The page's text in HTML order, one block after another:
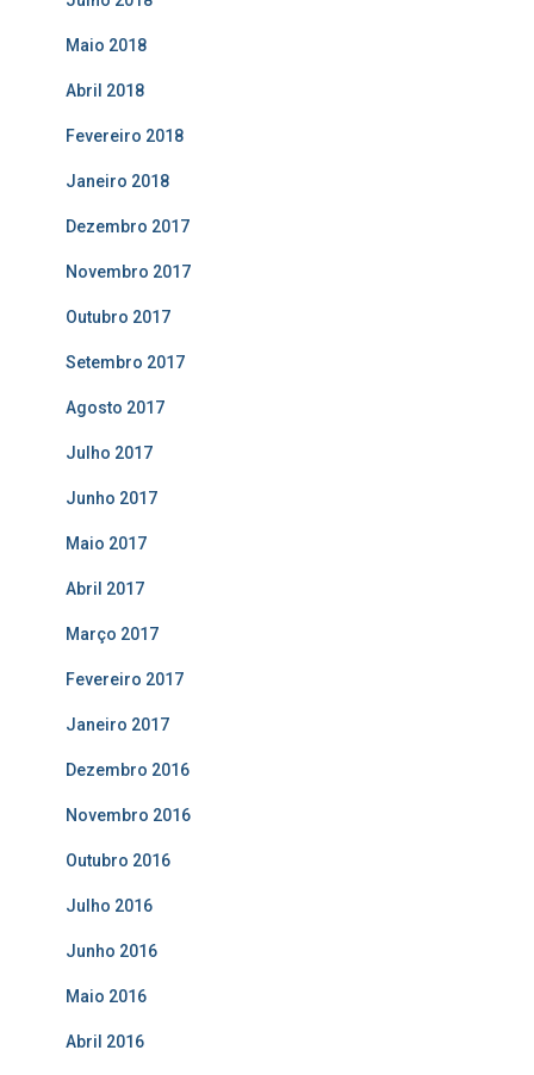
Maio 2018
Abril 2018
Fevereiro 2018
Janeiro 2018
Dezembro 2017
Novembro 2017
Outubro 2017
Setembro 2017
Agosto 2017
Julho 2017
Junho 2017
Maio 2017
Abril 2017
Março 2017
Fevereiro 2017
Janeiro 2017
Dezembro 2016
Novembro 2016
Outubro 2016
Julho 2016
Junho 2016
Maio 2016
Abril 2016